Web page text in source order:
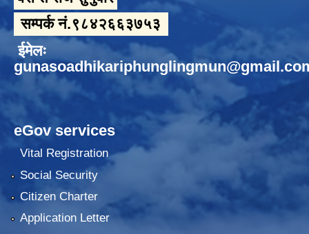
सम्पर्क नं.९८४२६६३७५३
ईमेलः
eGov services
Vital Registration
Social Security
Citizen Charter
Application Letter